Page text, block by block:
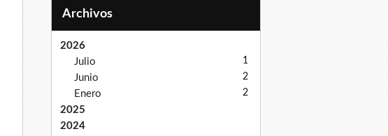
Archivos
2026
Julio
1
Junio 2
Enero 2
2025
2024